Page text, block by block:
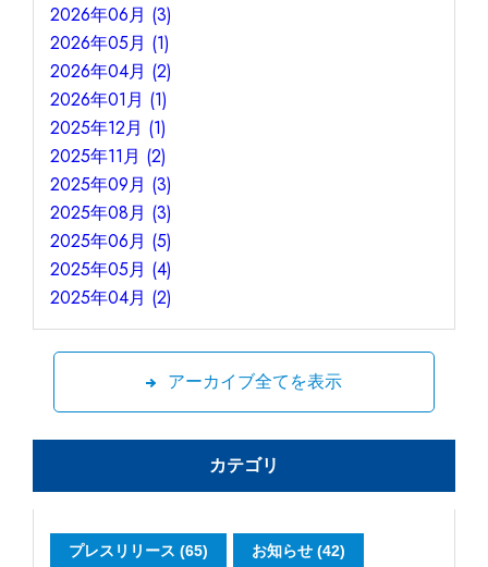
2026年06月 (3)
2026年05月 (1)
2026年04月 (2)
2026年01月 (1)
2025年12月 (1)
2025年11月 (2)
2025年09月 (3)
2025年08月 (3)
2025年06月 (5)
2025年05月 (4)
2025年04月 (2)
アーカイブ全てを表示
カテゴリ
プレスリリース (65) お知らせ (42)